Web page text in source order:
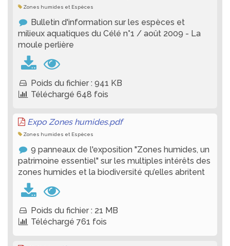
Zones humides et Espèces
Bulletin d'information sur les espèces et
milieux aquatiques du Célé n°1 / août 2009 - La
moule perlière
Poids du fichier : 941 KB
Téléchargé 648 fois
Expo Zones humides.pdf
Zones humides et Espèces
9 panneaux de l'exposition "Zones humides, un
patrimoine essentiel" sur les multiples intérêts des
zones humides et la biodiversité qu’elles abritent
Poids du fichier : 21 MB
Téléchargé 761 fois